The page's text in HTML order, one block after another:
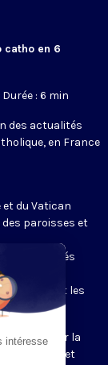
catho en 6
Durée : 6 min
des actualités
en France
du Vatican
des paroisses et
engagés
et les
préparé par la
informé et